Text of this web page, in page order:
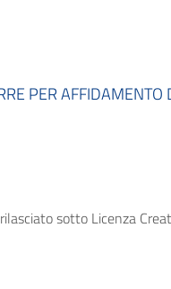
PER AFFIDAMENTO
sotto Licenza